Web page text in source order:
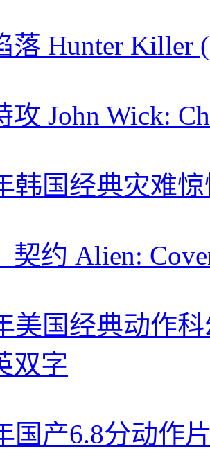
落 Hunter Killer
攻 John Wick:
韩国经典灾难
契约 Alien:
美国经典动作
双字
国产6.8分动作